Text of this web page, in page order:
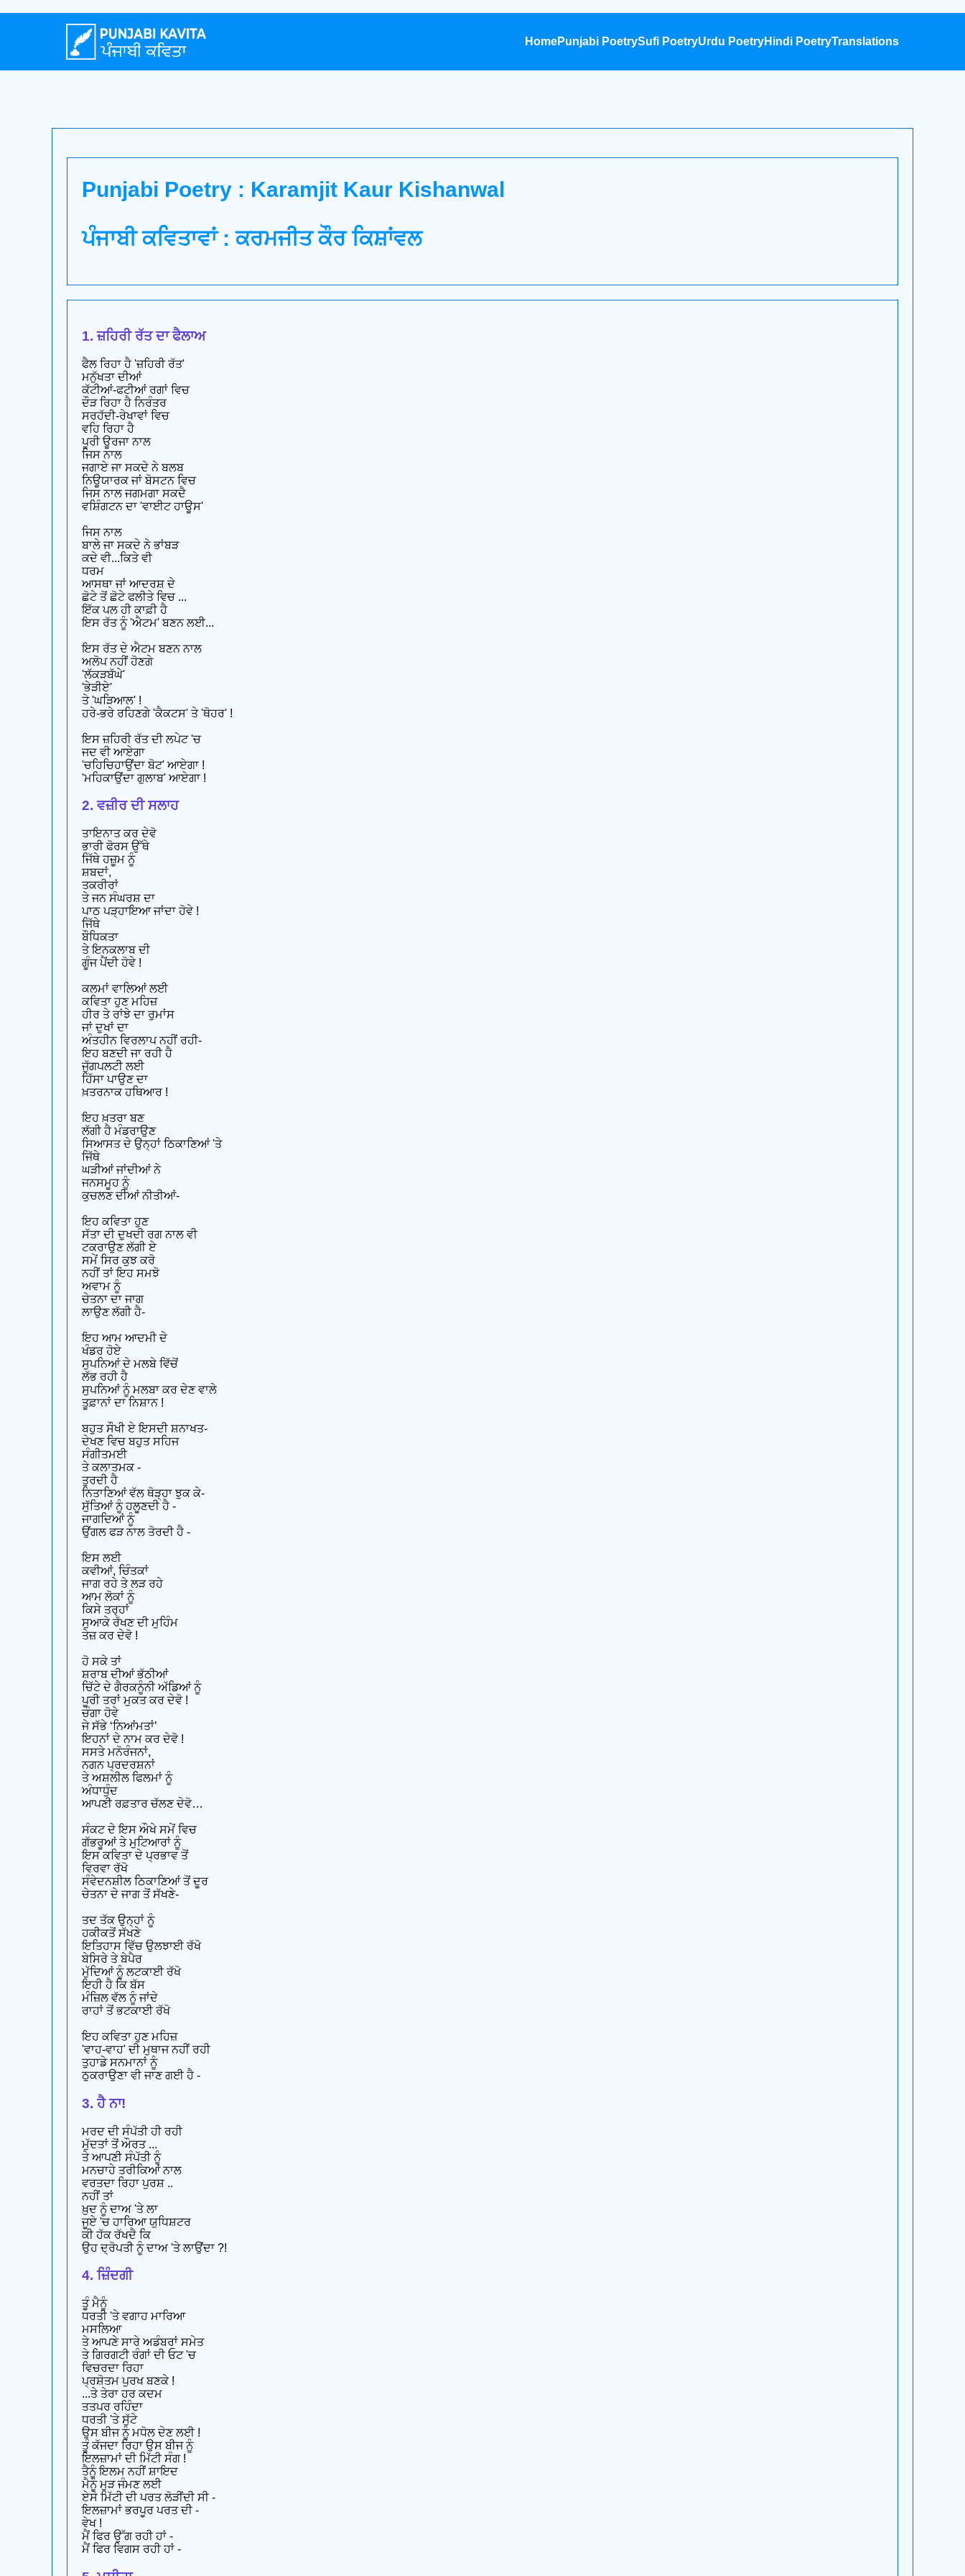
HomePunjabi PoetrySufi PoetryUrdu PoetryHindi PoetryTranslations
Punjabi Poetry : Karamjit Kaur Kishanwal
ਪੰਜਾਬੀ ਕਵਿਤਾਵਾਂ : ਕਰਮਜੀਤ ਕੌਰ ਕਿਸ਼ਾਂਵਲ
1. ਜ਼ਹਿਰੀ ਰੱਤ ਦਾ ਫੈਲਾਅ
ਫੈਲ ਰਿਹਾ ਹੈ 'ਜ਼ਹਿਰੀ ਰੱਤ'
ਮਨੁੱਖਤਾ ਦੀਆਂ
ਕੱਟੀਆਂ-ਫਟੀਆਂ ਰਗਾਂ ਵਿਚ
ਦੌੜ ਰਿਹਾ ਹੈ ਨਿਰੰਤਰ
ਸਰਹੱਦੀ-ਰੇਖਾਵਾਂ ਵਿਚ
ਵਹਿ ਰਿਹਾ ਹੈ
ਪੂਰੀ ਊਰਜਾ ਨਾਲ
ਜਿਸ ਨਾਲ
ਜਗਾਏ ਜਾ ਸਕਦੇ ਨੇ ਬਲਬ
ਨਿਊਯਾਰਕ ਜਾਂ ਬੋਸਟਨ ਵਿਚ
ਜਿਸ ਨਾਲ ਜਗਮਗਾ ਸਕਦੈ
ਵਸ਼ਿੰਗਟਨ ਦਾ 'ਵਾਈਟ ਹਾਊਸ'
ਜਿਸ ਨਾਲ
ਬਾਲੇ ਜਾ ਸਕਦੇ ਨੇ ਭਾਂਬੜ
ਕਦੇ ਵੀ...ਕਿਤੇ ਵੀ
ਧਰਮ
ਆਸਥਾ ਜਾਂ ਆਦਰਸ਼ ਦੇ
ਛੋਟੇ ਤੋਂ ਛੋਟੇ ਫਲੀਤੇ ਵਿਚ ...
ਇੱਕ ਪਲ ਹੀ ਕਾਫ਼ੀ ਹੈ
ਇਸ ਰੱਤ ਨੂੰ 'ਐਟਮ' ਬਣਨ ਲਈ...
ਇਸ ਰੱਤ ਦੇ ਐਟਮ ਬਣਨ ਨਾਲ
ਅਲੋਪ ਨਹੀਂ ਹੋਣਗੇ
'ਲੱਕੜਬੱਘੇ'
'ਭੇੜੀਏ'
ਤੇ 'ਘੜਿਆਲ' !
ਹਰੇ-ਭਰੇ ਰਹਿਣਗੇ 'ਕੈਕਟਸ' ਤੇ 'ਥੋਹਰ' !
ਇਸ ਜ਼ਹਿਰੀ ਰੱਤ ਦੀ ਲਪੇਟ 'ਚ
ਜਦ ਵੀ ਆਏਗਾ
'ਚਹਿਚਿਹਾਉਂਦਾ ਬੋਟ' ਆਏਗਾ !
'ਮਹਿਕਾਉਂਦਾ ਗੁਲਾਬ' ਆਏਗਾ !
2. ਵਜ਼ੀਰ ਦੀ ਸਲਾਹ
ਤਾਇਨਾਤ ਕਰ ਦੇਵੋ
ਭਾਰੀ ਫੋਰਸ ਉੱਥੇ
ਜਿੱਥੇ ਹਜ਼ੂਮ ਨੂੰ
ਸ਼ਬਦਾਂ,
ਤਕਰੀਰਾਂ
ਤੇ ਜਨ ਸੰਘਰਸ਼ ਦਾ
ਪਾਠ ਪੜ੍ਹਾਇਆ ਜਾਂਦਾ ਹੋਵੇ !
ਜਿੱਥੇ
ਬੌਧਿਕਤਾ
ਤੇ ਇਨਕਲਾਬ ਦੀ
ਗੂੰਜ ਪੈਂਦੀ ਹੋਵੇ !
ਕਲਮਾਂ ਵਾਲਿਆਂ ਲਈ
ਕਵਿਤਾ ਹੁਣ ਮਹਿਜ਼
ਹੀਰ ਤੇ ਰਾਂਝੇ ਦਾ ਰੁਮਾਂਸ
ਜਾਂ ਦੁਖਾਂ ਦਾ
ਅੰਤਹੀਨ ਵਿਰਲਾਪ ਨਹੀਂ ਰਹੀ-
ਇਹ ਬਣਦੀ ਜਾ ਰਹੀ ਹੈ
ਜੁੱਗਪਲਟੀ ਲਈ
ਹਿੱਸਾ ਪਾਉਣ ਦਾ
ਖ਼ਤਰਨਾਕ ਹਥਿਆਰ !
ਇਹ ਖ਼ਤਰਾ ਬਣ
ਲੱਗੀ ਹੈ ਮੰਡਰਾਉਣ
ਸਿਆਸਤ ਦੇ ਉਨ੍ਹਾਂ ਠਿਕਾਣਿਆਂ 'ਤੇ
ਜਿੱਥੇ
ਘੜੀਆਂ ਜਾਂਦੀਆਂ ਨੇ
ਜਨਸਮੂਹ ਨੂੰ
ਕੁਚਲਣ ਦੀਆਂ ਨੀਤੀਆਂ-
ਇਹ ਕਵਿਤਾ ਹੁਣ
ਸੱਤਾ ਦੀ ਦੁਖਦੀ ਰਗ ਨਾਲ ਵੀ
ਟਕਰਾਉਣ ਲੱਗੀ ਏ
ਸਮੇਂ ਸਿਰ ਕੁਝ ਕਰੋ
ਨਹੀਂ ਤਾਂ ਇਹ ਸਮਝੋ
ਅਵਾਮ ਨੂੰ
ਚੇਤਨਾ ਦਾ ਜਾਗ
ਲਾਉਣ ਲੱਗੀ ਹੈ-
ਇਹ ਆਮ ਆਦਮੀ ਦੇ
ਖੰਡਰ ਹੋਏ
ਸੁਪਨਿਆਂ ਦੇ ਮਲਬੇ ਵਿੱਚੋਂ
ਲੱਭ ਰਹੀ ਹੈ
ਸੁਪਨਿਆਂ ਨੂੰ ਮਲਬਾ ਕਰ ਦੇਣ ਵਾਲੇ
ਤੂਫ਼ਾਨਾਂ ਦਾ ਨਿਸ਼ਾਨ !
ਬਹੁਤ ਸੌਖੀ ਏ ਇਸਦੀ ਸ਼ਨਾਖਤ-
ਦੇਖਣ ਵਿਚ ਬਹੁਤ ਸਹਿਜ
ਸੰਗੀਤਮਈ
ਤੇ ਕਲਾਤਮਕ -
ਤੁਰਦੀ ਹੈ
ਨਿਤਾਣਿਆਂ ਵੱਲ ਥੋੜ੍ਹਾ ਝੁਕ ਕੇ-
ਸੁੱਤਿਆਂ ਨੂੰ ਹਲੂਣਦੀ ਹੈ -
ਜਾਗਦਿਆਂ ਨੂੰ
ਉਂਗਲ ਫੜ ਨਾਲ ਤੋਰਦੀ ਹੈ -
ਇਸ ਲਈ
ਕਵੀਆਂ, ਚਿੰਤਕਾਂ
ਜਾਗ ਰਹੇ ਤੇ ਲੜ ਰਹੇ
ਆਮ ਲੋਕਾਂ ਨੂੰ
ਕਿਸੇ ਤਰ੍ਹਾਂ
ਸੁਆਕੇ ਰੱਖਣ ਦੀ ਮੁਹਿੰਮ
ਤੇਜ਼ ਕਰ ਦੇਵੋ !
ਹੋ ਸਕੇ ਤਾਂ
ਸ਼ਰਾਬ ਦੀਆਂ ਭੱਠੀਆਂ
ਚਿੱਟੇ ਦੇ ਗੈਰਕਨੂੰਨੀ ਅੱਡਿਆਂ ਨੂੰ
ਪੂਰੀ ਤਰਾਂ ਮੁਕਤ ਕਰ ਦੇਵੋ !
ਚੰਗਾ ਹੋਵੇ
ਜੇ ਸੱਭੇ ‘ਨਿਆਂਮਤਾਂ’
ਇਹਨਾਂ ਦੇ ਨਾਮ ਕਰ ਦੇਵੋ !
ਸਸਤੇ ਮਨੋਰੰਜਨਾਂ,
ਨਗਨ ਪ੍ਰਦਰਸ਼ਨਾਂ
ਤੇ ਅਸ਼ਲੀਲ ਫਿਲਮਾਂ ਨੂੰ
ਅੰਧਾਧੁੰਦ
ਆਪਣੀ ਰਫ਼ਤਾਰ ਚੱਲਣ ਦੇਵੋ…
ਸੰਕਟ ਦੇ ਇਸ ਔਖੇ ਸਮੇਂ ਵਿਚ
ਗੱਭਰੂਆਂ ਤੇ ਮੁਟਿਆਰਾਂ ਨੂੰ
ਇਸ ਕਵਿਤਾ ਦੇ ਪ੍ਰਭਾਵ ਤੋਂ
ਵਿਰਵਾ ਰੱਖੋ
ਸੰਵੇਦਨਸ਼ੀਲ ਠਿਕਾਣਿਆਂ ਤੋਂ ਦੂਰ
ਚੇਤਨਾ ਦੇ ਜਾਗ ਤੋਂ ਸੱਖਣੇ-
ਤਦ ਤੱਕ ਉਨ੍ਹਾਂ ਨੂੰ
ਹਕੀਕਤੋਂ ਸੱਖਣੇ
ਇਤਿਹਾਸ ਵਿੱਚ ਉਲਝਾਈ ਰੱਖੋ
ਬੇਸਿਰੇ ਤੇ ਬੇਪੈਰ
ਮੁੱਦਿਆਂ ਨੂੰ ਲਟਕਾਈ ਰੱਖੋ
ਇਹੀ ਹੈ ਕਿ ਬੱਸ
ਮੰਜ਼ਿਲ ਵੱਲ ਨੂੰ ਜਾਂਦੇ
ਰਾਹਾਂ ਤੋਂ ਭਟਕਾਈ ਰੱਖੋ
ਇਹ ਕਵਿਤਾ ਹੁਣ ਮਹਿਜ਼
'ਵਾਹ-ਵਾਹ' ਦੀ ਮੁਥਾਜ ਨਹੀਂ ਰਹੀ
ਤੁਹਾਡੇ ਸਨਮਾਨਾਂ ਨੂੰ
ਠੁਕਰਾਉਣਾ ਵੀ ਜਾਣ ਗਈ ਹੈ -
3. ਹੈ ਨਾ!
ਮਰਦ ਦੀ ਸੰਪੱਤੀ ਹੀ ਰਹੀ
ਮੁੱਦਤਾਂ ਤੋਂ ਔਰਤ ...
ਤੇ ਆਪਣੀ ਸੰਪੱਤੀ ਨੂੰ
ਮਨਚਾਹੇ ਤਰੀਕਿਆਂ ਨਾਲ
ਵਰਤਦਾ ਰਿਹਾ ਪੁਰਸ਼ ..
ਨਹੀਂ ਤਾਂ
ਖ਼ੁਦ ਨੂੰ ਦਾਅ 'ਤੇ ਲਾ
ਜੂਏ 'ਚ ਹਾਰਿਆ ਯੁਧਿਸ਼ਟਰ
ਕੀ ਹੱਕ ਰੱਖਦੈ ਕਿ
ਉਹ ਦ੍ਰੋਪਤੀ ਨੂੰ ਦਾਅ 'ਤੇ ਲਾਉਂਦਾ ?!
4. ਜ਼ਿੰਦਗੀ
ਤੂੰ ਮੈਨੂੰ
ਧਰਤੀ 'ਤੇ ਵਗਾਹ ਮਾਰਿਆ
ਮਸਲਿਆ
ਤੇ ਆਪਣੇ ਸਾਰੇ ਅਡੰਬਰਾਂ ਸਮੇਤ
ਤੇ ਗਿਰਗਟੀ ਰੰਗਾਂ ਦੀ ਓਟ 'ਚ
ਵਿਚਰਦਾ ਰਿਹਾ
ਪ੍ਰਸ਼ੋਤਮ ਪੁਰਖ ਬਣਕੇ !
...ਤੇ ਤੇਰਾ ਹਰ ਕਦਮ
ਤਤਪਰ ਰਹਿੰਦਾ
ਧਰਤੀ 'ਤੇ ਸੁੱਟੇ
ਉਸ ਬੀਜ ਨੂੰ ਮਧੋਲ ਦੇਣ ਲਈ !
ਤੂੰ ਕੱਜਦਾ ਰਿਹਾ ਉਸ ਬੀਜ ਨੂੰ
ਇਲਜ਼ਾਮਾਂ ਦੀ ਮਿੱਟੀ ਸੰਗ !
ਤੈਨੂੰ ਇਲਮ ਨਹੀਂ ਸ਼ਾਇਦ
ਮੈਨੂੰ ਮੁੜ ਜੰਮਣ ਲਈ
ਏਸੇ ਮਿੱਟੀ ਦੀ ਪਰਤ ਲੋੜੀਂਦੀ ਸੀ -
ਇਲਜ਼ਾਮਾਂ ਭਰਪੂਰ ਪਰਤ ਦੀ -
ਵੇਖ !
ਮੈਂ ਫਿਰ ਉੱਗ ਰਹੀ ਹਾਂ -
ਮੈਂ ਫਿਰ ਵਿਗਸ ਰਹੀ ਹਾਂ -